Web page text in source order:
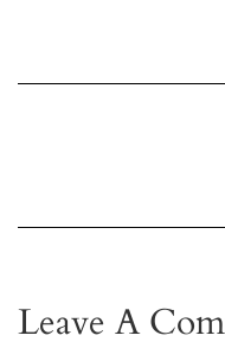
Leave A